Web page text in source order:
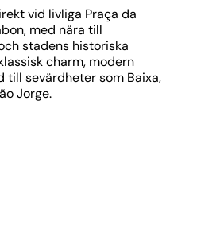
vid livliga Praça da
med nära till
stadens historiska
charm, modern
till sevärdheter som Baixa,
Jorge.